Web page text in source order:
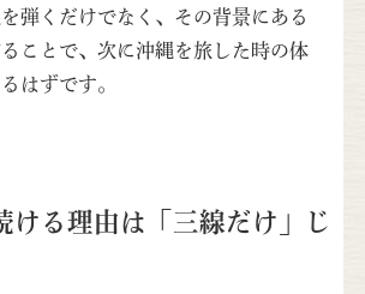
弾くだけでなく、その背景にある
ことで、次に沖縄を旅した時の体
はずです。
ける理由は「三線だけ」じ